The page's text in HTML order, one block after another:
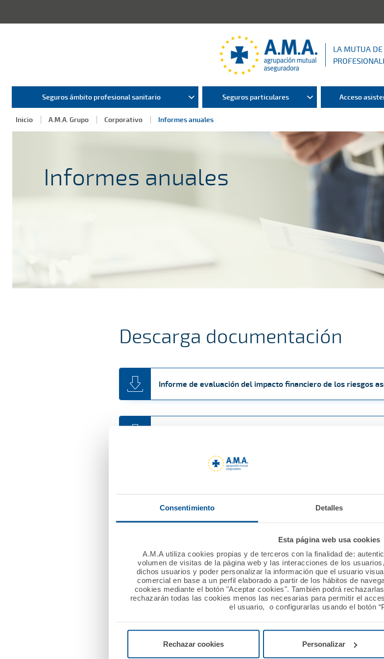
Consentimiento Detalles
Esta página web usa cookies
A.M.A utiliza cookies propias y de terceros con la finalidad de:
volumen de visitas de la página web y las interacciones de los
dichos usuarios y poder personalizar la información que el usuario
comercial en base a un perfil elaborado a partir de los hábitos de
cookies mediante el botón "Aceptar cookies". También podrá
rechazarán todas las cookies menos las necesarias para permitir el
el usuario, o configurarlas usando el botón
Rechazar cookies Personalizar
LA MUTUA DE
Seguros ámbito profesional sanitario Seguros particulares Acceso
Inicio A.M.A. Grupo Corporativo Informes anuales
Informes anuales
Descarga documentación
Informe de evaluación del impacto financiero de los riesgos
Informe de evaluación del impacto financiero de los riesgos